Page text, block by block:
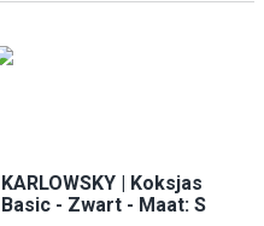
KARLOWSKY | Koksjas
Basic - Zwart - Maat: S